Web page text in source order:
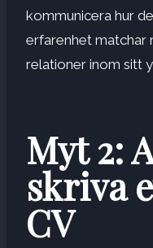
kommunicera hur
erfarenhet matchar
relationer inom sitt
Myt 2:
skriva
CV